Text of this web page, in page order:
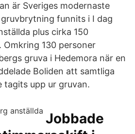
är Sveriges modernaste
funnits i I dag
plus cirka 150
Omkring 130 personer
gruva i Hedemora när en
Boliden att samtliga
tagits upp ur gruvan.
Jobbade